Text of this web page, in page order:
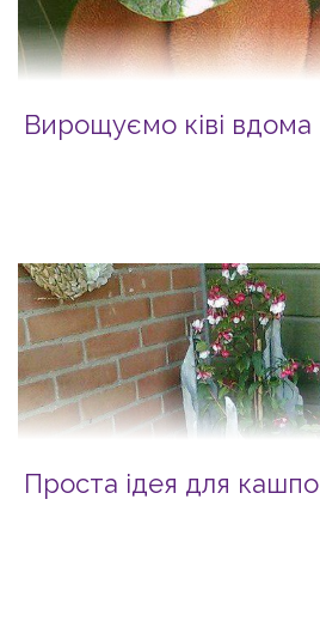
Вирощуємо ківі вдома
Проста ідея для кашпо